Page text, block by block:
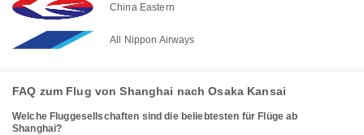
China Eastern
All Nippon Airways
FAQ zum Flug von Shanghai nach Osaka Kansai
Welche Fluggesellschaften sind die beliebtesten für Flüge ab
Shanghai?